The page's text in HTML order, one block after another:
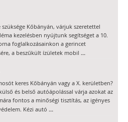
Kőbányán, várjuk szeretettel
kezelésben nyújtunk segítséget a 10.
foglalkozásainkon a gerincet
a beszűkült ízületek mobil ...
keres Kőbányán vagy a X. kerületben?
és belső autóápolással várja azokat az
fontos a minőségi tisztítás, az igényes
Kézi autó ...